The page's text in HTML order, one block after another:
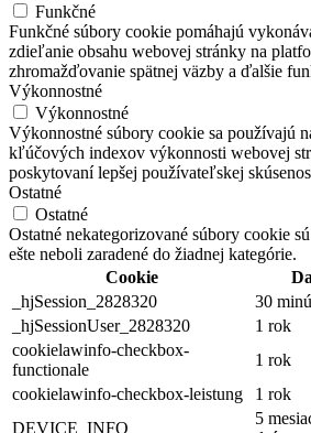
Funkčné
Funkčné súbory cookie pomáhajú
zdieľanie obsahu webovej stránky na
zhromažďovanie spätnej väzby a ďalšie
Výkonnostné
Výkonnostné
Výkonnostné súbory cookie sa používajú
kľúčových indexov výkonnosti webovej
poskytovaní lepšej používateľskej
Ostatné
Ostatné
Ostatné nekategorizované súbory cookie
ešte neboli zaradené do žiadnej kategórie.
Cookie
_hjSession_2828320
30
_hjSessionUser_2828320
1 rok
cookielawinfo-checkbox-
functionale
1 rok
cookielawinfo-checkbox-leistung
1 rok
DEVICE_INFO
5